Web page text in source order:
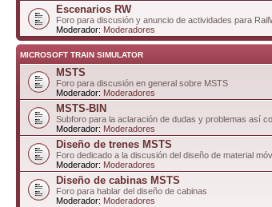
Escenarios RW
Foro para discusión y anuncio de actividades para
Moderador: Moderadores
MICROSOFT TRAIN SIMULATOR
MSTS
Foro para discusión en general sobre MSTS
Moderador: Moderadores
MSTS-BIN
Subforo para la aclaración de dudas y problemas así
Moderador: Moderadores
Diseño de trenes MSTS
Foro dedicado a la discusión del diseño de material
Moderador: Moderadores
Diseño de cabinas MSTS
Foro para hablar del diseño de cabinas
Moderador: Moderadores